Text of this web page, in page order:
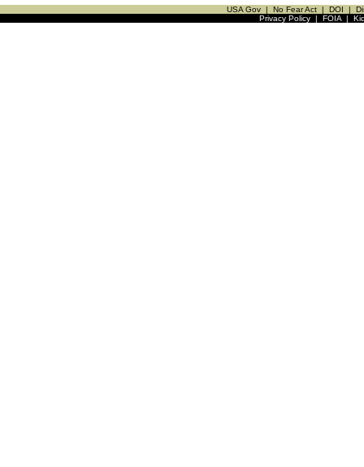
USA Gov | No Fear Act | DOI |
Privacy Policy| FOIA|